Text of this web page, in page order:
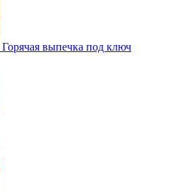
Горячая выпечка под ключ